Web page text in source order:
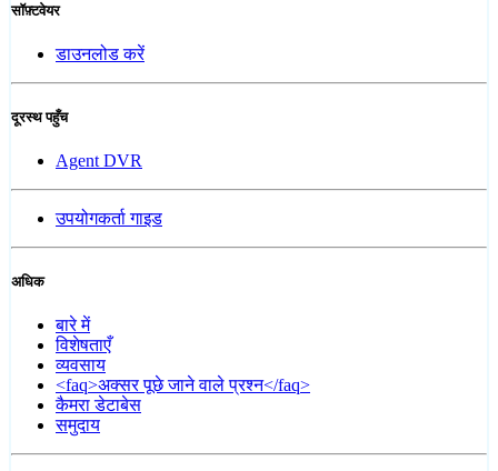
सॉफ़्टवेयर
डाउनलोड करें
दूरस्थ पहुँच
Agent DVR
उपयोगकर्ता गाइड
अधिक
बारे में
विशेषताएँ
व्यवसाय
<faq>अक्सर पूछे जाने वाले प्रश्न</faq>
कैमरा डेटाबेस
समुदाय